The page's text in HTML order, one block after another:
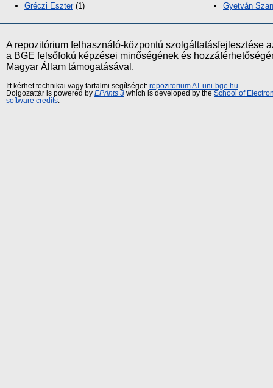
Gréczi Eszter(1) Gyetván
A repozitórium felhasználó-központú szolgáltatásfejlesztése
a BGE felsőfokú képzései minőségének és
Magyar Állam támogatásával.
Itt kérhet technikai vagy tartalmi segítséget: repozitorium AT uni-bge.hu
Dolgozattár is powered by EPrints 3 which is developed by the School of
software credits